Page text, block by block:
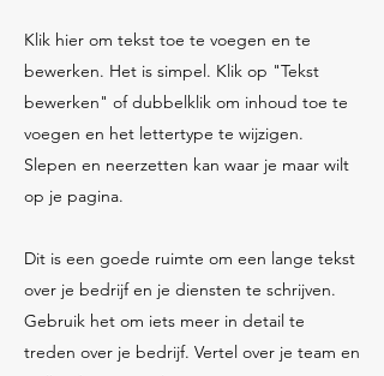
Klik hier om tekst toe te voegen en te
bewerken. Het is simpel. Klik op "Tekst
bewerken" of dubbelklik om inhoud toe te
voegen en het lettertype te wijzigen.
Slepen en neerzetten kan waar je maar wilt
op je pagina.​
Dit is een goede ruimte om een lange tekst
over je bedrijf en je diensten te schrijven.
Gebruik het om iets meer in detail te
treden over je bedrijf. Vertel over je team en